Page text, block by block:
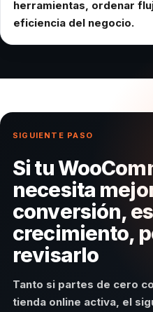
herramientas, ordenar
eficiencia del negocio.
SIGUIENTE PASO
Si tu
necesita
conversión,
crecimiento,
revisarlo
Tanto si partes de cero
tienda online activa, el